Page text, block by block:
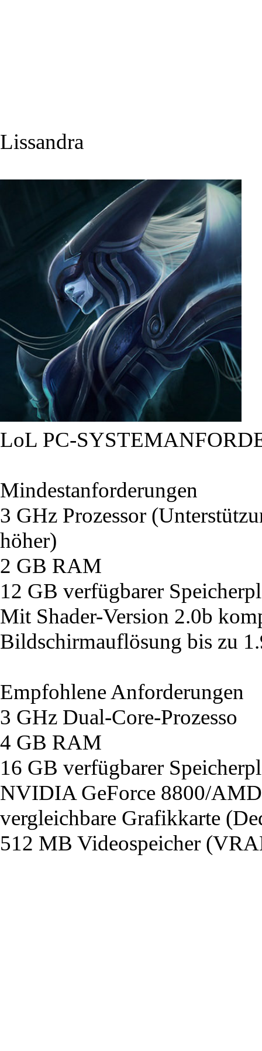
Lissandra
LoL PC-
Mindestanforderungen
3 GHz Prozessor
höher)
2 GB RAM
12 GB verfügbarer
Mit Shader-Version 2.0b
Bildschirmauflösung bis zu
Empfohlene Anforderungen
3 GHz Dual-Core-Prozesso
4 GB RAM
16 GB verfügbarer
NVIDIA GeForce 8800/
vergleichbare Grafikkarte
512 MB Videospeicher